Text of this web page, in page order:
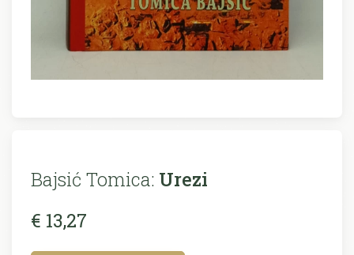
Bajsić Tomica: Urezi
€ 13,27